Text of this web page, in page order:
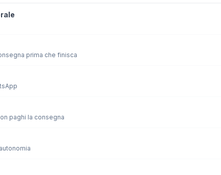
prima che finisca
paghi la consegna